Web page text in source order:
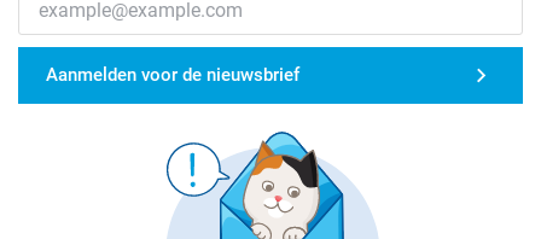
Aanmelden voor de nieuwsbrief